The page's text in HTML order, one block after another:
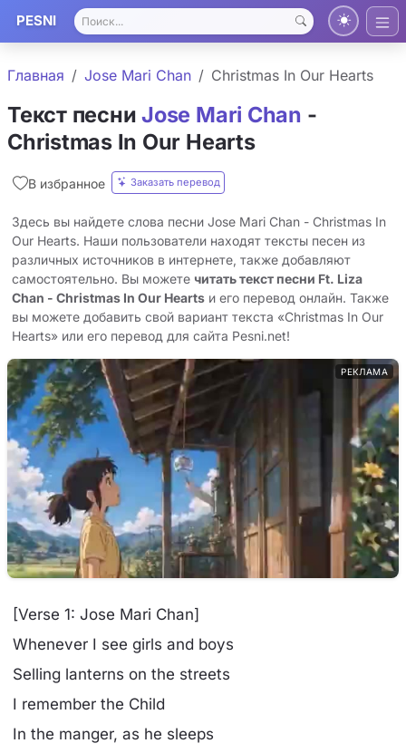
PESNI
Главная Jose Mari Chan Christmas In Our Hearts
Текст песниJose Mari Chan -
Christmas In Our Hearts
В избранное Заказать перевод
Здесь вы найдете слова песни Jose Mari Chan - Christmas In
Our Hearts. Наши пользователи находят тексты песен из
различных источников в интернете, также добавляют
самостоятельно. Вы можете читать текст песни Ft. Liza
Chan - Christmas In Our Hearts и его перевод онлайн. Также
вы можете добавить свой вариант текста «Christmas In Our
Hearts» или его перевод для сайта Pesni.net!
РЕКЛАМА
[Verse 1: Jose Mari Chan]
Whenever I see girls and boys
Selling lanterns on the streets
I remember the Child
In the manger, as he sleeps